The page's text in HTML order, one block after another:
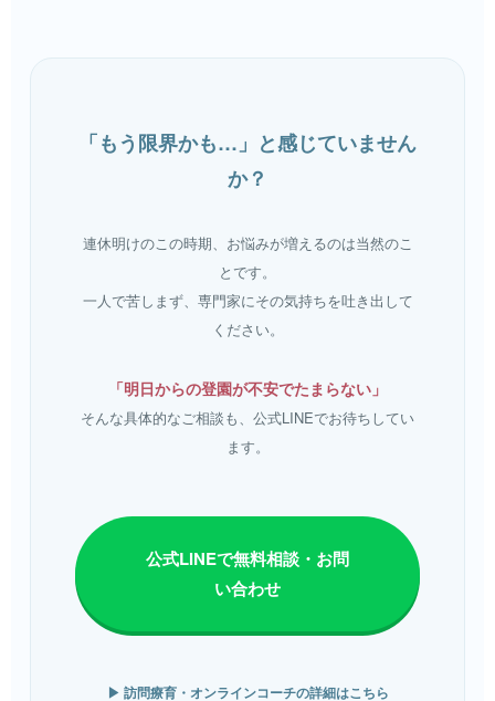
「もう限界かも…」と感じていません
か？
連休明けのこの時期、お悩みが増えるのは当然のこ
とです。
一人で苦しまず、専門家にその気持ちを吐き出して
ください。
「明日からの登園が不安でたまらない」
そんな具体的なご相談も、公式LINEでお待ちしてい
ます。
公式LINEで無料相談・お問
い合わせ
▶ 訪問療育・オンラインコーチの詳細はこちら